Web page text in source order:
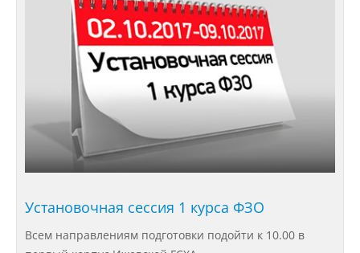
Федеральные документы
Условия труда на рабочих местах
Закупки
Учебный процесс
Установочная сессия 1 курса ФЗО
Всем направлениям подготовки подойти к 10.00 в